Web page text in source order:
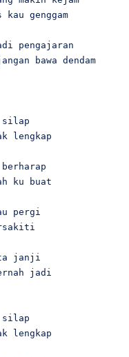
genggam
pengajaran
bawa dendam
silap
lengkap
ku buat
pergi
janji
jadi
silap
lengkap